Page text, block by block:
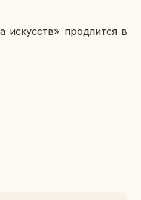
ис­кусств» про­длит­ся в